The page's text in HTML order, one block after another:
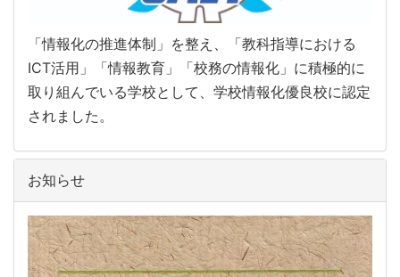
「情報化の推進体制」を整え、「教科指導における
ICT活用」「情報教育」「校務の情報化」に積極的に
取り組んでいる学校として、学校情報化優良校に認定
されました。
お知らせ